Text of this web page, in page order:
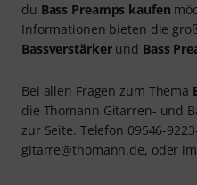
du Bass Preamps kaufen
Informationen bieten die
Bassverstärkerund Bass
Bei allen Fragen zum Thema
die Thomann Gitarren- und
zur Seite. Telefon 09546-
gitarre@thomann.de, oder